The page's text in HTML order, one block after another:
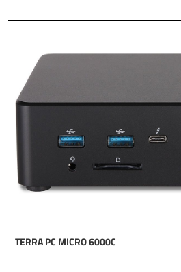
TERRA PC MICRO 6000C